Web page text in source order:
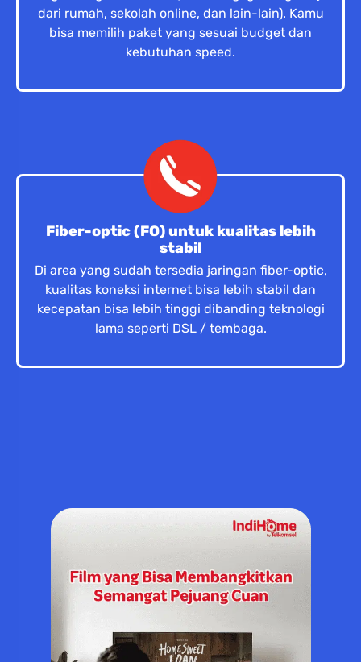
dari rumah, sekolah online, dan lain-lain). Kamu
bisa memilih paket yang sesuai budget dan
kebutuhan speed.
Fiber-optic (FO) untuk kualitas lebih
stabil
Di area yang sudah tersedia jaringan fiber-optic,
kualitas koneksi internet bisa lebih stabil dan
kecepatan bisa lebih tinggi dibanding teknologi
lama seperti DSL / tembaga.